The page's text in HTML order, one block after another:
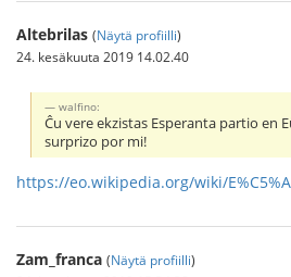
Altebrilas (Näytä profiilli)
24. kesäkuuta 2019 14.02.40
walfino:
Ĉu vere ekzistas Esperanta partio en
surprizo por mi!
https://eo.wikipedia.org/wiki/
Zam_franca (Näytä profiilli)